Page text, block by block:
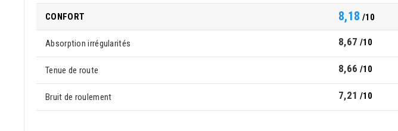
CONFORT 8,18 /10
Absorption irrégularités 8,67 /10
Tenue de route 8,66 /10
Bruit de roulement 7,21 /10